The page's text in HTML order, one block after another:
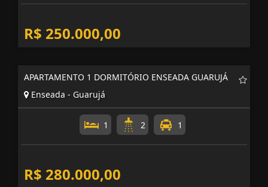
R$ 250.000,00
APARTAMENTO 1 DORMITÓRIO ENSEADA GUARUJÁ
Enseada - Guarujá
1 2 1
R$ 280.000,00